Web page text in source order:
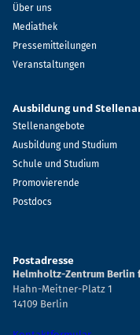
Über uns
Mediathek
Pressemitteilungen
Veranstaltungen
Ausbildung und
Stellenangebote
Ausbildung und Studium
Schule und Studium
Promovierende
Postdocs
Postadresse
Helmholtz-Zentrum Berlin
Hahn-Meitner-Platz 1
14109 Berlin